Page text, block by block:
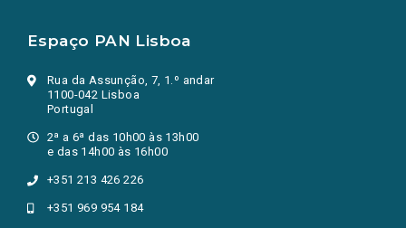
Espaço PAN Lisboa
Rua da Assunção, 7, 1.º andar
1100-042 Lisboa
Portugal
2ª a 6ª das 10h00 às 13h00
e das 14h00 às 16h00
+351 213 426 226
+351 969 954 184